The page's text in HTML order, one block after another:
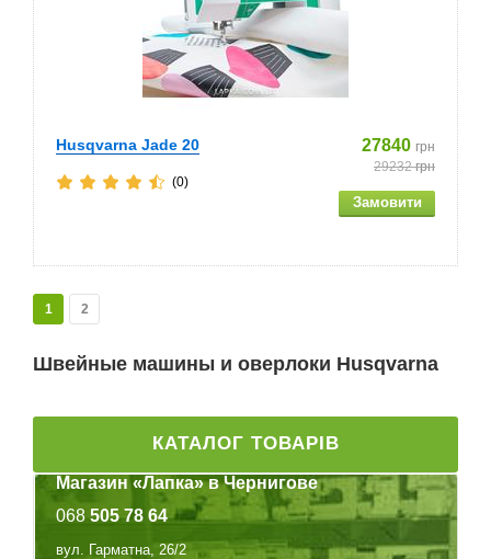
Husqvarna Jade 20 27840 грн
29232грн
(0)
1 2
Швейные машины и оверлоки Husqvarna
КАТАЛОГ ТОВАРІВ
Магазин «Лапка» в Чернигове
068 505 78 64
вул. Гарматна, 26/2